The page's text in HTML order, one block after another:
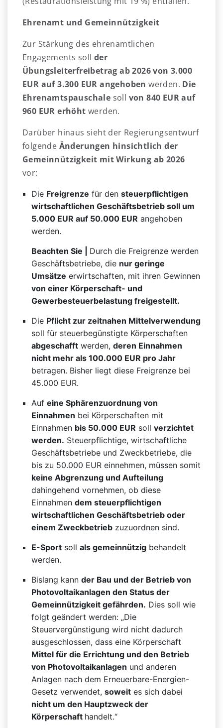
Ehrenamt und Gemeinnützigkeit
Zur Stärkung des ehrenamtlichen
Engagements soll der
Übungsleiterfreibetrag ab 2026 von 3.000
EUR auf 3.300 EUR angehoben werden. Die
Ehrenamtspauschale soll von 840 EUR auf
960 EUR erhöhtwerden.
Darüber hinaus sieht der Regierungsentwurf
folgende Änderungen hinsichtlich der
Gemeinnützigkeit mit Wirkung ab 2026
vor:
Die Freigrenze für den steuerpflichtigen
wirtschaftlichen Geschäftsbetrieb soll um
5.000 EUR auf 50.000 EUR angehoben
werden.
Beachten Sie | Durch die Freigrenze werden
Geschäftsbetriebe, die nur geringe
Umsätze erwirtschaften, mit ihren Gewinnen
von einer Körperschaft- und
Gewerbesteuerbelastung freigestellt.
Die Pflicht zur zeitnahen Mittelverwendung
soll für steuerbegünstigte Körperschaften
abgeschafft werden, deren Einnahmen
nicht mehr als 100.000 EUR pro Jahr
betragen. Bisher liegt diese Freigrenze bei
45.000 EUR.
Auf eine Sphärenzuordnung von
Einnahmen bei Körperschaften mit
Einnahmen bis 50.000 EUR soll verzichtet
werden. Steuerpflichtige, wirtschaftliche
Geschäftsbetriebe und Zweckbetriebe, die
bis zu 50.000 EUR einnehmen, müssen somit
keine Abgrenzung und Aufteilung
dahingehend vornehmen, ob diese
Einnahmen dem steuerpflichtigen
wirtschaftlichen Geschäftsbetrieb oder
einem Zweckbetrieb zuzuordnen sind.
E-Sport soll als gemeinnützig behandelt
werden.
Bislang kann der Bau und der Betrieb von
Photovoltaikanlagen den Status der
Gemeinnützigkeit gefährden. Dies soll wie
folgt geändert werden: „Die
Steuervergünstigung wird nicht dadurch
ausgeschlossen, dass eine Körperschaft
Mittel für die Errichtung und den Betrieb
von Photovoltaikanlagen und anderen
Anlagen nach dem Erneuerbare-Energien-
Gesetz verwendet, soweit es sich dabei
nicht um den Hauptzweck der
Körperschaft handelt.“